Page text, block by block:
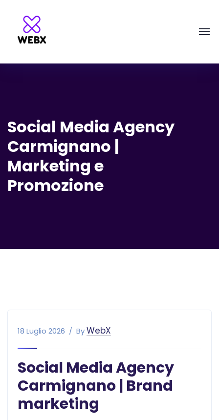
Social Media Agency
Carmignano |
Marketing e
Promozione
18 Luglio 2026 ByWebX
Social Media Agency
Carmignano | Brand
marketing